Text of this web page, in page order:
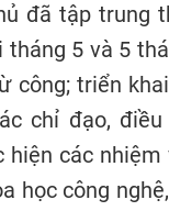
đã tập trung
5 và 5
công; triển
chỉ đạo,
hiện các
học công